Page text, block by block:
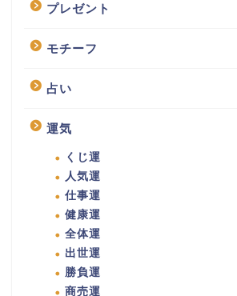
プレゼント
モチーフ
占い
運気
くじ運
人気運
仕事運
健康運
全体運
出世運
勝負運
商売運